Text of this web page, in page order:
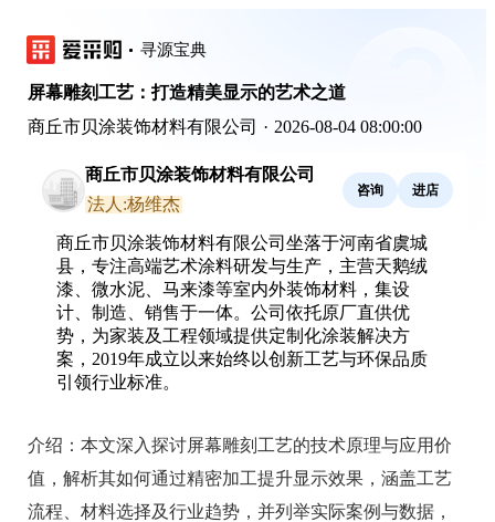
寻源宝典
屏幕雕刻工艺：打造精美显示的艺术之道
商丘市贝涂装饰材料有限公司 · 2026-08-04 08:00:00
商丘市贝涂装饰材料有限公司
法人:杨维杰
咨询 进店
商丘市贝涂装饰材料有限公司坐落于河南省虞城
县，专注高端艺术涂料研发与生产，主营天鹅绒
漆、微水泥、马来漆等室内外装饰材料，集设
计、制造、销售于一体。公司依托原厂直供优
势，为家装及工程领域提供定制化涂装解决方
案，2019年成立以来始终以创新工艺与环保品质
引领行业标准。
介绍： 本文深入探讨屏幕雕刻工艺的技术原理与应用价
值，解析其如何通过精密加工提升显示效果，涵盖工艺
流程、材料选择及行业趋势，并列举实际案例与数据，